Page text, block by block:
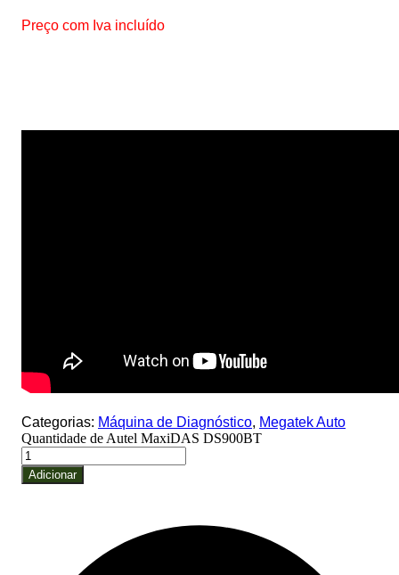
Preço com Iva incluído
Categorias: Máquina de Diagnóstico, Megatek Auto
Quantidade de Autel MaxiDAS DS900BT
Adicionar